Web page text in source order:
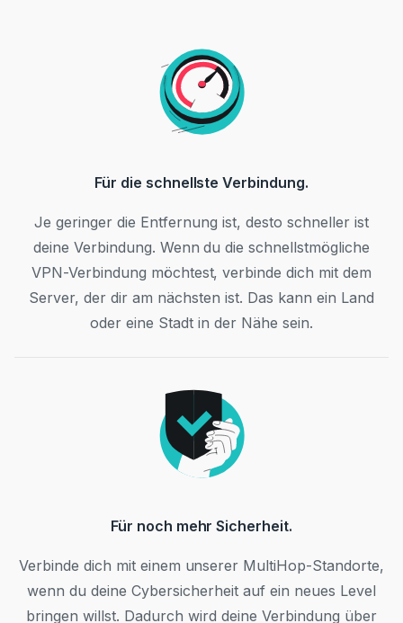
Für die schnellste Verbindung.
Je geringer die Entfernung ist, desto schneller ist
deine Verbindung. Wenn du die schnellstmögliche
VPN-Verbindung möchtest, verbinde dich mit dem
Server, der dir am nächsten ist. Das kann ein Land
oder eine Stadt in der Nähe sein.
Für noch mehr Sicherheit.
Verbinde dich mit einem unserer MultiHop-Standorte,
wenn du deine Cybersicherheit auf ein neues Level
bringen willst. Dadurch wird deine Verbindung über